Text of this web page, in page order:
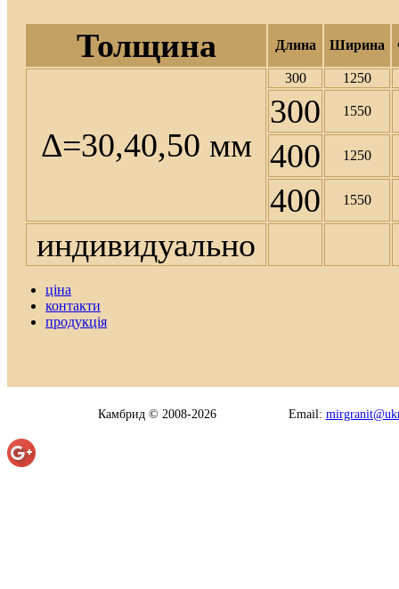
Толщина Длина Ширина
Δ=30,40,50 мм
300 1250
300 1550
400 1250
400 1550
индивидуально
ціна
контакти
продукція
Камбрид © 2008-2026 Email: